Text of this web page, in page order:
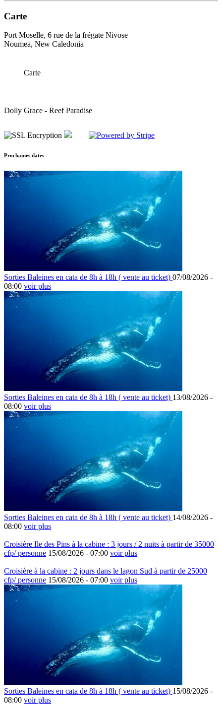
Carte
Port Moselle, 6 rue de la frégate Nivose
Noumea, New Caledonia
Carte
Dolly Grace - Reef Paradise
Prochaines dates
Sorties Baleines en cata de 8h à 18h ( vente au ticket) 07/08/2026 -
08:00 voir plus
Sorties Baleines en cata de 8h à 18h ( vente au ticket) 13/08/2026 -
08:00 voir plus
Sorties Baleines en cata de 8h à 18h ( vente au ticket) 14/08/2026 -
08:00 voir plus
Croisière Ile des Pins à la cabine : 3 jours / 2 nuits à partir de 35000
cfp/ personne 15/08/2026 - 07:00 voir plus
Croisière à la cabine : 2 jours dans le lagon Sud à partir de 25000
cfp/ personne 15/08/2026 - 07:00 voir plus
Sorties Baleines en cata de 8h à 18h ( vente au ticket) 15/08/2026 -
08:00 voir plus